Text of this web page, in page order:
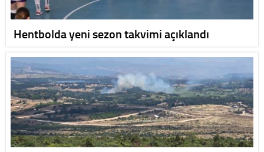
Hentbolda yeni sezon takvimi açıklandı